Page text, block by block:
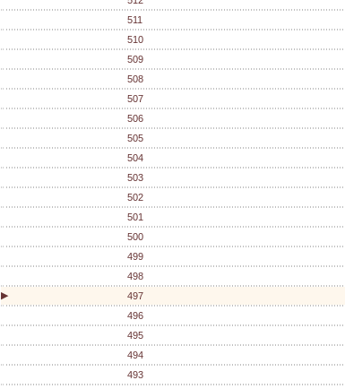
511
510
509
508
507
506
505
504
503
502
501
500
499
498
▶ 497
496
495
494
493